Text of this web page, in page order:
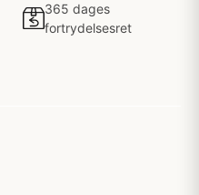
365 dages
fortrydelsesret